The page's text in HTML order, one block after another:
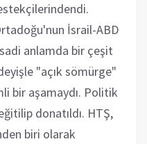
İsrail-ABD
anlamda bir çeşit
"açık sömürge"
bir aşamaydı. Politik
donatıldı. HTŞ,
biri olarak